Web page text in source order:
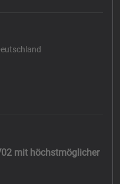
mit höchstmöglicher